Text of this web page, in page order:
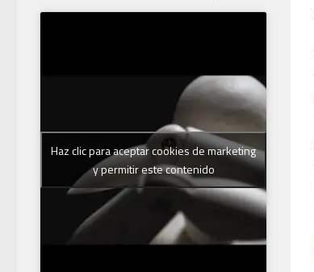
Haz clic para aceptar cookies de marketing
y permitir este contenido